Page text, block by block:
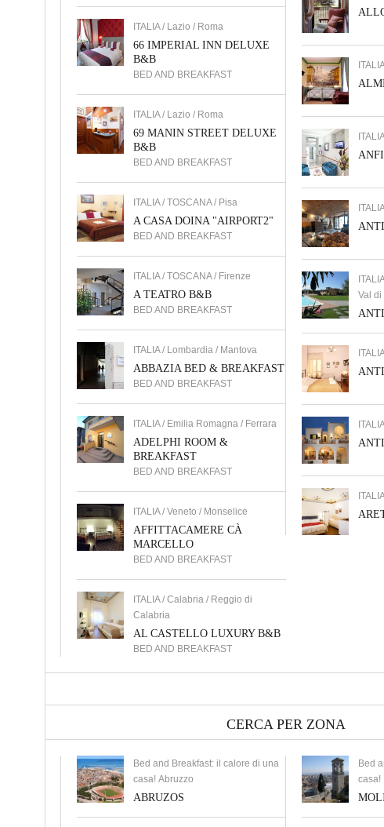
ITALIA / Lazio / Roma
66 IMPERIAL INN DELUXE
B&B
BED AND BREAKFAST
ITALIA / Lazio / Roma
69 MANIN STREET DELUXE
B&B
BED AND BREAKFAST
ITALIA / TOSCANA / Pisa
A CASA DOINA "AIRPORT2"
BED AND BREAKFAST
ITALIA / TOSCANA / Firenze
A TEATRO B&B
BED AND BREAKFAST
ITALIA / Lombardia / Mantova
ABBAZIA BED & BREAKFAST
BED AND BREAKFAST
ITALIA / Emilia Romagna / Ferrara
ADELPHI ROOM &
BREAKFAST
BED AND BREAKFAST
ITALIA / Veneto / Monselice
AFFITTACAMERE CÀ
MARCELLO
BED AND BREAKFAST
ITALIA / Calabria / Reggio di
Calabria
AL CASTELLO LUXURY B&B
BED AND BREAKFAST
Val di
CERCA PER ZONA
Bed and Breakfast: il calore di una
casa! Abruzzo
ABRUZOS
Bed
casa!